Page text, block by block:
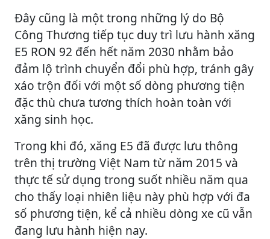
Đây cũng là một trong những lý do Bộ
Công Thương tiếp tục duy trì lưu hành xăng
E5 RON 92 đến hết năm 2030 nhằm bảo
đảm lộ trình chuyển đổi phù hợp, tránh gây
xáo trộn đối với một số dòng phương tiện
đặc thù chưa tương thích hoàn toàn với
xăng sinh học.
Trong khi đó, xăng E5 đã được lưu thông
trên thị trường Việt Nam từ năm 2015 và
thực tế sử dụng trong suốt nhiều năm qua
cho thấy loại nhiên liệu này phù hợp với đa
số phương tiện, kể cả nhiều dòng xe cũ vẫn
đang lưu hành hiện nay.